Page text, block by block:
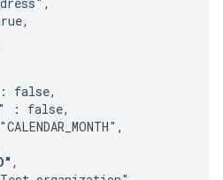
false,
: false,
,